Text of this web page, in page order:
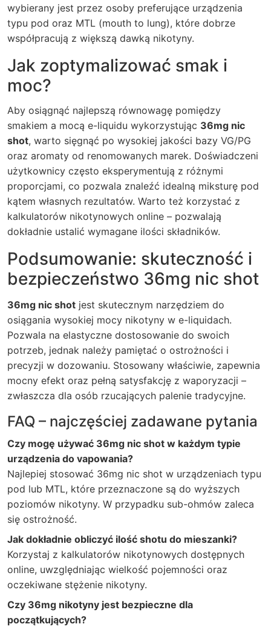
wybierany jest przez osoby preferujące urządzenia
typu pod oraz MTL (mouth to lung), które dobrze
współpracują z większą dawką nikotyny.
Jak zoptymalizować smak i
moc?
Aby osiągnąć najlepszą równowagę pomiędzy
smakiem a mocą e-liquidu wykorzystując 36mg nic
shot, warto sięgnąć po wysokiej jakości bazy VG/PG
oraz aromaty od renomowanych marek. Doświadczeni
użytkownicy często eksperymentują z różnymi
proporcjami, co pozwala znaleźć idealną miksturę pod
kątem własnych rezultatów. Warto też korzystać z
kalkulatorów nikotynowych online – pozwalają
dokładnie ustalić wymagane ilości składników.
Podsumowanie: skuteczność i
bezpieczeństwo 36mg nic shot
36mg nic shot jest skutecznym narzędziem do
osiągania wysokiej mocy nikotyny w e-liquidach.
Pozwala na elastyczne dostosowanie do swoich
potrzeb, jednak należy pamiętać o ostrożności i
precyzji w dozowaniu. Stosowany właściwie, zapewnia
mocny efekt oraz pełną satysfakcję z waporyzacji –
zwłaszcza dla osób rzucających palenie tradycyjne.
FAQ – najczęściej zadawane pytania
Czy mogę używać 36mg nic shot w każdym typie
urządzenia do vapowania?
Najlepiej stosować 36mg nic shot w urządzeniach typu
pod lub MTL, które przeznaczone są do wyższych
poziomów nikotyny. W przypadku sub-ohmów zaleca
się ostrożność.
Jak dokładnie obliczyć ilość shotu do mieszanki?
Korzystaj z kalkulatorów nikotynowych dostępnych
online, uwzględniając wielkość pojemności oraz
oczekiwane stężenie nikotyny.
Czy 36mg nikotyny jest bezpieczne dla
początkujących?